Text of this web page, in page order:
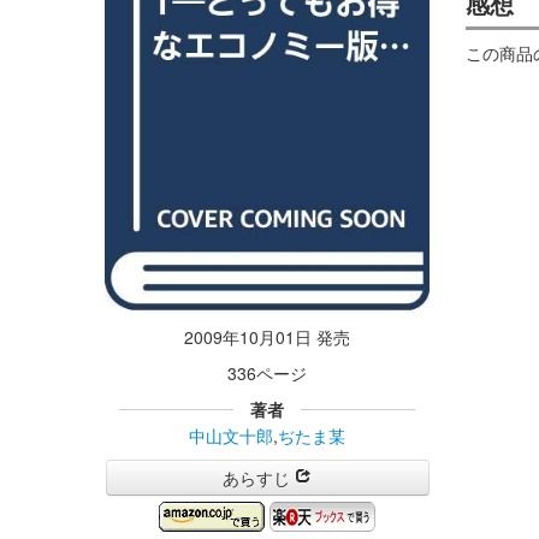
2009年10月01日 発売
336ページ
著者
中山文十郎,ぢたま某
あらすじ
この商品